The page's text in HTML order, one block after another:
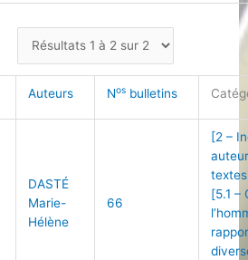
Auteurs Nos bulletins
DASTÉ
Marie-
Hélène
66
[2 –
[5.1 –